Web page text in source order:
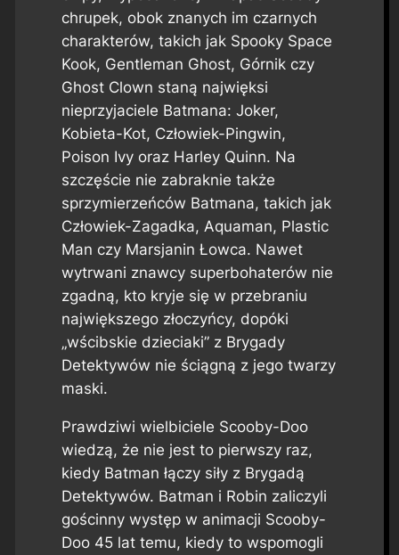
chrupek, obok znanych im czarnych
charakterów, takich jak Spooky Space
Kook, Gentleman Ghost, Górnik czy
Ghost Clown staną najwięksi
nieprzyjaciele Batmana: Joker,
Kobieta-Kot, Człowiek-Pingwin,
Poison Ivy oraz Harley Quinn. Na
szczęście nie zabraknie także
sprzymierzeńców Batmana, takich jak
Człowiek-Zagadka, Aquaman, Plastic
Man czy Marsjanin Łowca. Nawet
wytrwani znawcy superbohaterów nie
zgadną, kto kryje się w przebraniu
największego złoczyńcy, dopóki
„wścibskie dzieciaki” z Brygady
Detektywów nie ściągną z jego twarzy
maski.
Prawdziwi wielbiciele Scooby-Doo
wiedzą, że nie jest to pierwszy raz,
kiedy Batman łączy siły z Brygadą
Detektywów. Batman i Robin zaliczyli
gościnny występ w animacji Scooby-
Doo 45 lat temu, kiedy to wspomogli